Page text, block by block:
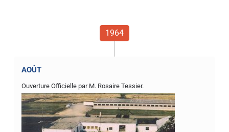
1964
AOÛT
Ouverture Officielle par M. Rosaire Tessier.